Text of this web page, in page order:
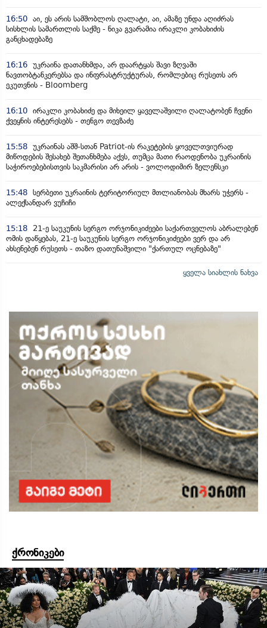
16:50 აი, ეს არის სამშობლოს ღალატი, აი, ამაზე უნდა აღიძრას
სისხლის სამართლის საქმე - ნიკა გვარამია ირაკლი კობახიძის
განცხადებაზე
16:16 უკრაინა დათანხმდა, არ დაარტყას შავი ზღვაში
ნავთობტანკერებსა და ინფრასტრუქტურას, რომლებიც რუსეთს არ
ეკუთვნის - Bloomberg
16:10 ირაკლი კობახიძე და მიხეილ ყაველაშვილი ღალატობენ ჩვენი
ქვეყნის ინტერესებს - თენგო თევზაძე
15:58 უკრაინას აშშ-სთან Patriot-ის რაკეტების ყოველთვიურად
მიწოდების შესახებ შეთანხმება აქვს, თუმცა მათი რაოდენობა უკრაინის
საჭიროებებისთვის საკმარისი არ არის - ვოლოდიმირ ზელენსკი
15:48 სერბეთი უკრაინის ტერიტორიულ მთლიანობას მხარს უჭერს -
ალექსანდარ ვუჩიჩი
15:18
21-ე საუკუნის სერგო ორჯონიკიძეები საქართველოს აბრალებენ
ომის დაწყებას, 21-ე საუკუნის სერგო ორჯონიკიძეები ვერ და არ
ახსენებენ რუსეთს - თაზო დათუნაშვილი "ქართულ ოცნებაზე"
ყველა სიახლის ნახვა
ქრონიკები